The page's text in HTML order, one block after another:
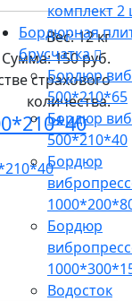
комплект 2
Бордюрная
брусчатка
Бордюр
500*210*65
Бордюр
500*210*40
Бордюр
Бордюр
Водосток
Вес:12кг
Сумма:150руб.
страхового
количества.